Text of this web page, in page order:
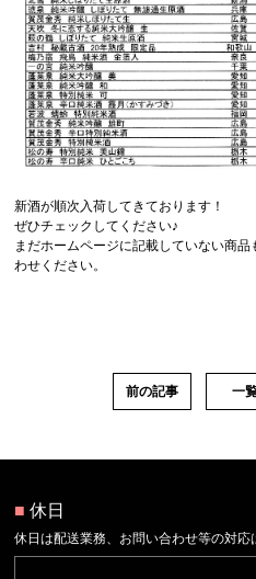
新酒が順次入荷してきております！
ぜひチェックしてください♪
まだホームページに記載していない商
わせください。
前の記事 一
■ 休日
休日は配送業務、お問い合わせ等の対応